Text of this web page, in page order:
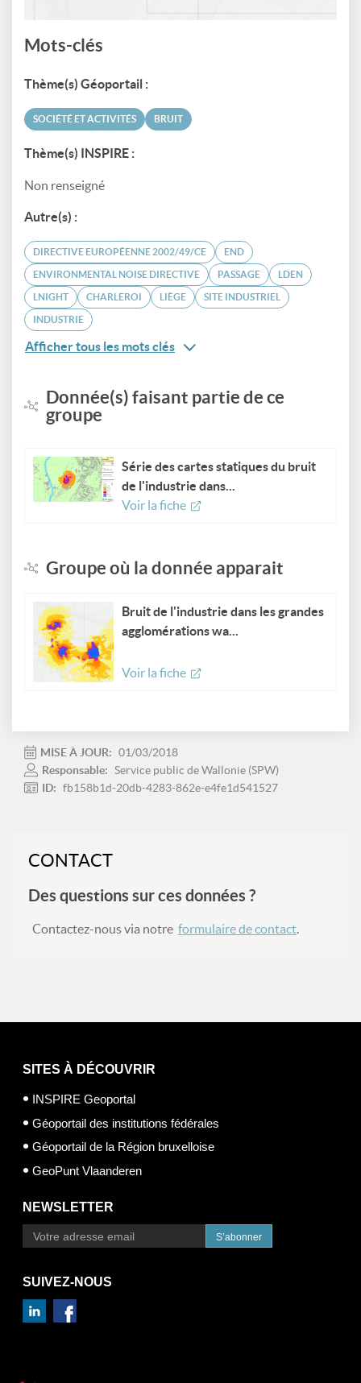
Mots-clés
Thème(s) Géoportail :
SOCIÉTÉ ET ACTIVITÉS BRUIT
Thème(s) INSPIRE :
Non renseigné
Autre(s) :
DIRECTIVE EUROPÉENNE 2002/49/CE END
ENVIRONMENTAL NOISE DIRECTIVE PASSAGE LDEN
LNIGHT CHARLEROI LIÈGE SITE INDUSTRIEL
INDUSTRIE
Afficher tous les mots clés
Donnée(s) faisant partie de ce
groupe
Série des cartes statiques du bruit
de l'industrie dans...
Voir la fiche
Groupe où la donnée apparait
Bruit de l'industrie dans les grandes
agglomérations wa...
Voir la fiche
MISE À JOUR: 01/03/2018
Responsable: Service public de Wallonie (SPW)
ID: fb158b1d-20db-4283-862e-e4fe1d541527
CONTACT
Des questions sur ces données ?
Contactez-nous via notre formulaire de contact.
SITES À DÉCOUVRIR
INSPIRE Geoportal
Géoportail des institutions fédérales
Géoportail de la Région bruxelloise
GeoPunt Vlaanderen
NEWSLETTER
S’abonner
SUIVEZ-NOUS